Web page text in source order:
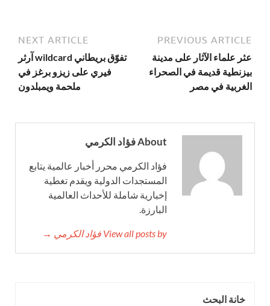
PREVIOUS ARTICLE
عثر علماء الآثار على مدينة
بيزنطية قديمة في الصحراء
الغربية في مصر
NEXT ARTICLE
تفوّق بريطاني wildcard آرثر
فيري على زيزو برغز في
ملحمة ويمبلدون
About فؤاد الكرمي
فؤاد الكرمي محرر أخبار عالمية يتابع
المستجدات الدولية ويقدم تغطية
إخبارية شاملة للأحداث العالمية
البارزة.
View all posts by فؤاد الكرمي →
خانة البحث